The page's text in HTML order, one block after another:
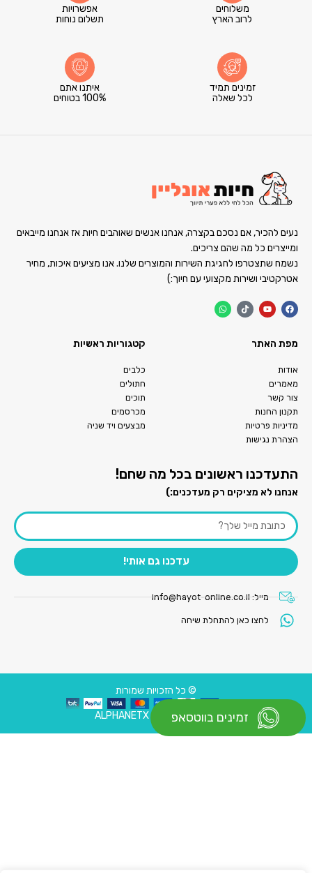
משלוחים
לרוב הארץ
אפשרויות
תשלום נוחות
זמינים תמיד
לכל שאלה
איתנו אתם
100% בטוחים
נעים להכיר, אם נסכם בקצרה, אנחנו אנשים שאוהבים חיות אז אנחנו מייבאים
ומייצרים כל מה שהם צריכים.
נשמח שתצטרפו לחגיגת השירות והמוצרים שלנו. אנו מציעים איכות, מחיר
אטרקטיבי ושירות מקצועי עם חיוך:)
מפת האתר
אודות
מאמרים
צור קשר
תקנון החנות
מדיניות פרטיות
הצהרת נגישות
קטגוריות ראשיות
כלבים
חתולים
תוכים
מכרסמים
מבצעים ויד שניה
התעדכנו ראשונים בכל מה שחם!
אנחנו לא מציקים רק מעדכנים:)
עדכנו גם אותי!
מייל:info@hayot-online.co.il
לחצו כאן להתחלת שיחה
זמינים בווטסאפ
© כל הזכויות שמורות
עיצוב ובניית אתר : ALPHANETX